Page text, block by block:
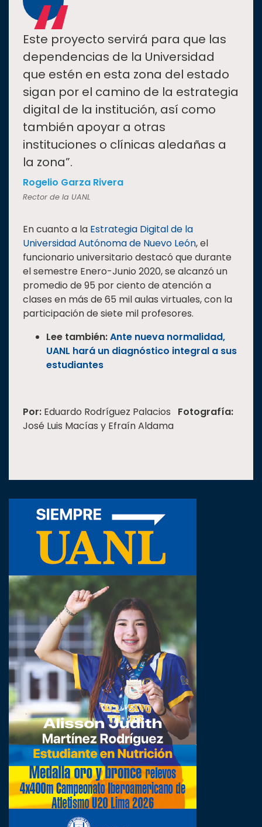
“
Este proyecto servirá para que las
dependencias de la Universidad
que estén en esta zona del estado
sigan por el camino de la estrategia
digital de la institución, así como
también apoyar a otras
instituciones o clínicas aledañas a
la zona”.
Rogelio Garza Rivera
Rector de la UANL
En cuanto a la Estrategia Digital de la
Universidad Autónoma de Nuevo León, el
funcionario universitario destacó que durante
el semestre Enero-Junio 2020, se alcanzó un
promedio de 95 por ciento de atención a
clases en más de 65 mil aulas virtuales, con la
participación de siete mil profesores.
Lee también:Ante nueva normalidad,
UANL hará un diagnóstico integral a sus
estudiantes
Por: Eduardo Rodríguez Palacios Fotografía:
José Luis Macías y Efraín Aldama